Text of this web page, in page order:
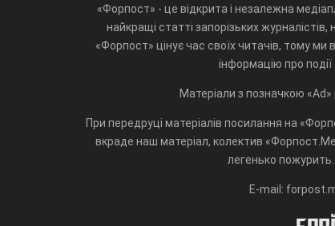
«Форпост» - це відкрита і незалежна
найкращі статті запорізьких журналістів,
«Форпост» цінує час своїх читачів, тому
інформацію про
Матеріали з позначкою
При передруці матеріалів посилання на
вкраде наш матеріал, колектив
легенько
E-mail: